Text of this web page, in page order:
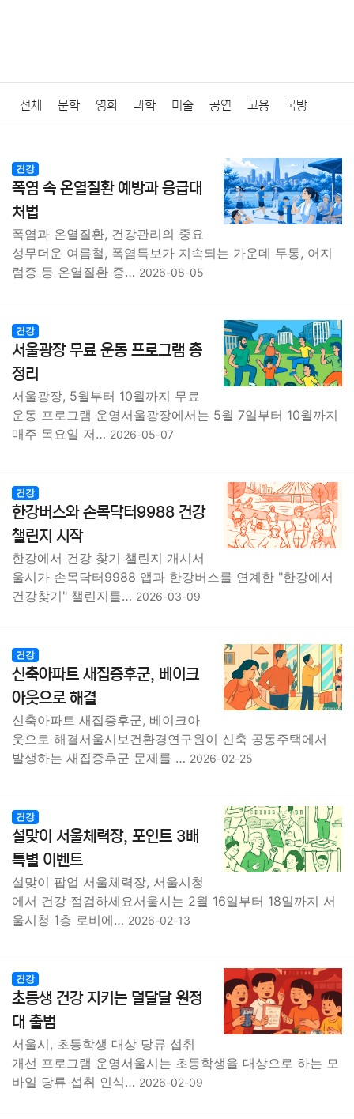
전체 문학 영화 과학 미술 공연 고용 국방
질병 가요 방송 일상 주식 암호화폐 블록체인
결혼 육아 반려동물 패션 미용
요리 상품리뷰 원예 금융 게임
대출 IT 컴퓨터 기술
종교 의학 경제 마케팅
부동산 외국어 교육 교통 생활 기타
건강
폭염 속 온열질환 예방과 응급대
처법
폭염과 온열질환, 건강관리의 중요
성무더운 여름철, 폭염특보가 지속되는 가운데 두통, 어지
럼증 등 온열질환 증… 2026-08-05
건강
서울광장 무료 운동 프로그램 총
정리
서울광장, 5월부터 10월까지 무료
운동 프로그램 운영서울광장에서는 5월 7일부터 10월까지
매주 목요일 저… 2026-05-07
건강
한강버스와 손목닥터9988 건강
챌린지 시작
한강에서 건강 찾기 챌린지 개시서
울시가 손목닥터9988 앱과 한강버스를 연계한 "한강에서
건강찾기" 챌린지를… 2026-03-09
건강
신축아파트 새집증후군, 베이크
아웃으로 해결
신축아파트 새집증후군, 베이크아
웃으로 해결서울시보건환경연구원이 신축 공동주택에서
발생하는 새집증후군 문제를 … 2026-02-25
건강
설맞이 서울체력장, 포인트 3배
특별 이벤트
설맞이 팝업 서울체력장, 서울시청
에서 건강 점검하세요서울시는 2월 16일부터 18일까지 서
울시청 1층 로비에… 2026-02-13
건강
초등생 건강 지키는 덜달달 원정
대 출범
서울시, 초등학생 대상 당류 섭취
개선 프로그램 운영서울시는 초등학생을 대상으로 하는 모
바일 당류 섭취 인식… 2026-02-09